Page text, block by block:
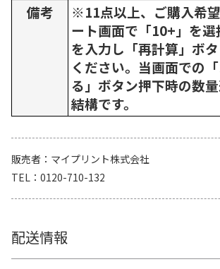
備考
※11点以上、ご購入希
ート画面で「10+」を
を入力し「再計算」ボ
ください。当画面での
る」ボタン押下時の数
結構です。
販売者
マイプリント株式会社
TEL
0120-710-132
配送情報